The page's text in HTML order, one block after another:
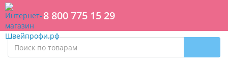
8 800 775 15 29